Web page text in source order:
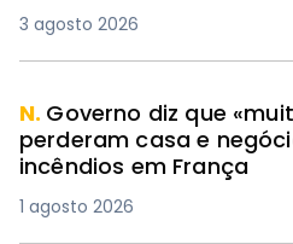
3 agosto 2026
N. Governo diz que
perderam casa e
incêndios em França
1 agosto 2026